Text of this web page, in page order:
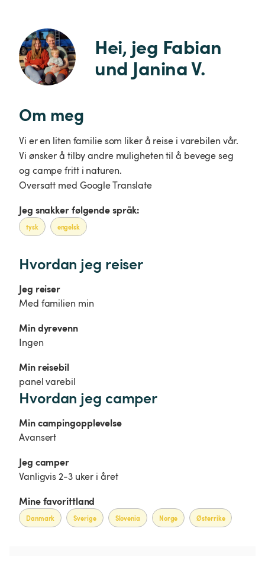
Hei, jeg Fabian
und Janina V.
Om meg
Vi er en liten familie som liker å reise i varebilen vår.
Vi ønsker å tilby andre muligheten til å bevege seg
og campe fritt i naturen.
Oversatt med Google Translate
Jeg snakker følgende språk:
tysk engelsk
Hvordan jeg reiser
Jeg reiser
Med familien min
Min dyrevenn
Ingen
Min reisebil
panel varebil
Hvordan jeg camper
Min campingopplevelse
Avansert
Jeg camper
Vanligvis 2-3 uker i året
Mine favorittland
Danmark Sverige Slovenia Norge Østerrike